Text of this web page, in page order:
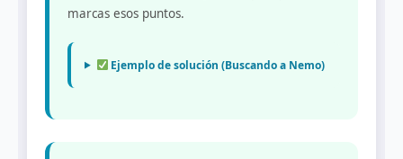
marcas esos puntos.
Ejemplo de solución (Buscando a Nemo)